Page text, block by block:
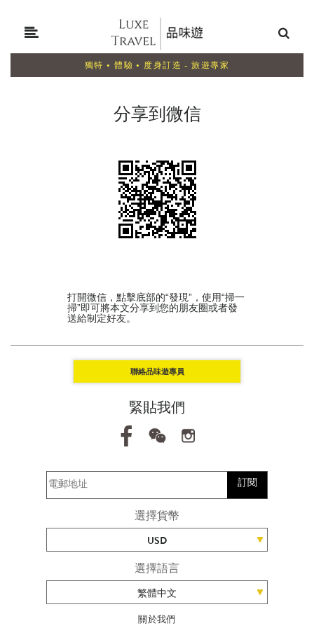
獨特 • 體驗 • 度身訂造 - 旅遊專家
分享到微信
打開微信，點擊底部的“發現”，使用“掃一
掃”即可將本文分享到您的朋友圈或者發
送給制定好友。
聯絡品味遊專員
緊貼我們
訂閱
選擇貨幣
USD
選擇語言
繁體中文
關於我們